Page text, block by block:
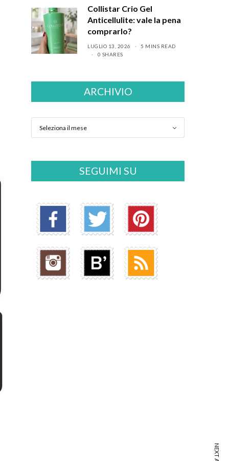
Collistar Crio Gel
Anticellulite: vale la pena
comprarlo?
LUGLIO 13, 2026
5 MINS READ
0 SHARES
ARCHIVIO
SEGUIMI SU